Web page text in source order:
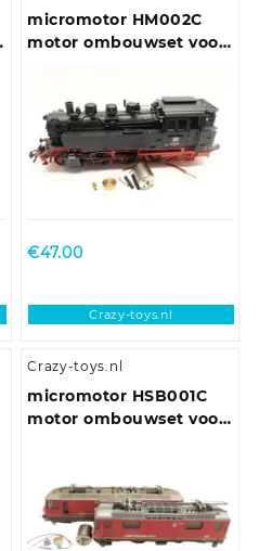
micromotor HM002C
motor ombouwset voor
€47.00
Crazy-toys.nl
Crazy-toys.nl
micromotor HSB001C
motor ombouwset voor
met Schnittstelle en
vliegwiel)